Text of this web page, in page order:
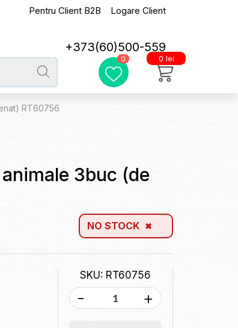
Pentru Client B2B Logare Client
+373(60)500-559
0 0 lei
RT60756
3buc (de
NO STOCK
SKU: RT60756
- +